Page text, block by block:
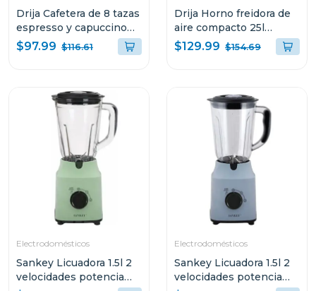
Drija Cafetera de 8 tazas
espresso y capuccino
sistema digital con
sistema espumador
$97.99 $116.61
Drija Horno freidora de
aire compacto 25l
bruschetta
$129.99 $154.69
Electrodomésticos
Sankey Licuadora 1.5l 2
velocidades potencia
Electrodomésticos
Sankey Licuadora 1.5l 2
velocidades potencia